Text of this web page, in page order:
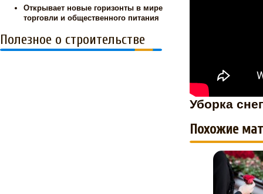
Открывает новые горизонты в мире
торговли и общественного питания
Полезное о строительстве
Уборка
Похожие